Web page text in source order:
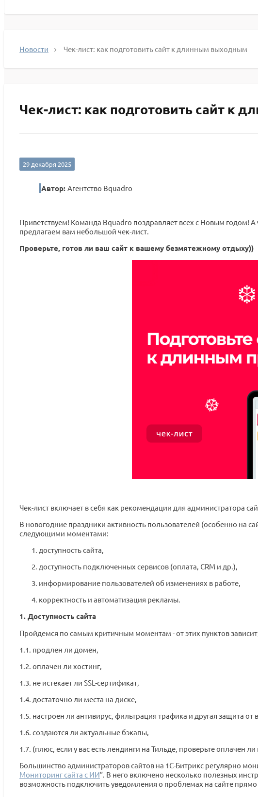
Новости Чек-лист: как подготовить сайт к длинным выходным
Чек-лист: как подготовить сайт к
29 декабря 2025
Автор: Агентство Bquadro
Приветствуем! Команда Bquadro поздравляет всех с Новым годом!
предлагаем вам небольшой чек-лист.
Проверьте, готов ли ваш сайт к вашему безмятежному отдыху))
Чек-лист включает в себя как рекомендации для администратора
В новогодние праздники активность пользователей (особенно на
следующими моментами:
доступность сайта,
доступность подключенных сервисов (оплата, CRM и др.),
информирование пользователей об изменениях в работе,
корректность и автоматизация рекламы.
1. Доступность сайта
Пройдемся по самым критичным моментам - от этих пунктов
1.1. продлен ли домен,
1.2. оплачен ли хостинг,
1.3. не истекает ли SSL-сертификат,
1.4. достаточно ли места на диске,
1.5. настроен ли антивирус, фильтрация трафика и другая защита от
1.6. создаются ли актуальные бэкапы,
1.7. (плюс, если у вас есть лендинги на Тильде, проверьте оплачен
Большинство администраторов сайтов на 1С-Битрикс регулярно
Мониторинг сайта с ИИ”. В него включено несколько полезных
возможность подключить уведомления о проблемах на сайте